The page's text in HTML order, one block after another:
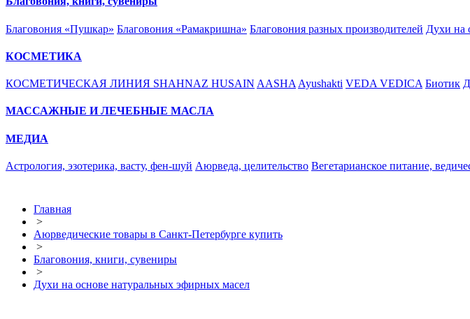
Благовония «Пушкар» Благовония «Рамакришна» Благовония разных производителей Духи на
КОСМЕТИКА
КОСМЕТИЧЕСКАЯ ЛИНИЯ SHAHNAZ HUSAIN AASHA Ayushakti VEDA VEDICA Биотик
МАССАЖНЫЕ И ЛЕЧЕБНЫЕ МАСЛА
МЕДИА
Астрология, эзотерика, васту, фен-шуй Аюрведа, целительство Вегетарианское питание,
Главная
>
Аюрведические товары в Санкт-Петербурге купить
>
Благовония, книги, сувениры
>
Духи на основе натуральных эфирных масел